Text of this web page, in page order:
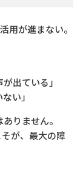
用が進まない。
出ている」
い」
りません。
が、最大の障